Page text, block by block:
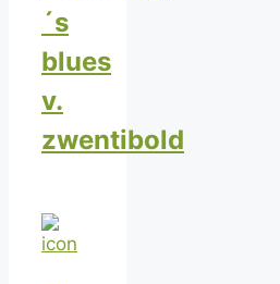
´s
blues
v.
zwentibold